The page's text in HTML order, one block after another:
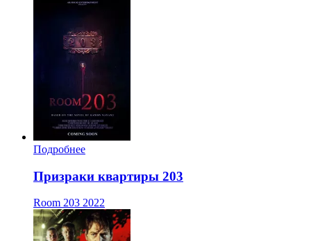
Подробнее
Призраки квартиры 203
Room 203 2022